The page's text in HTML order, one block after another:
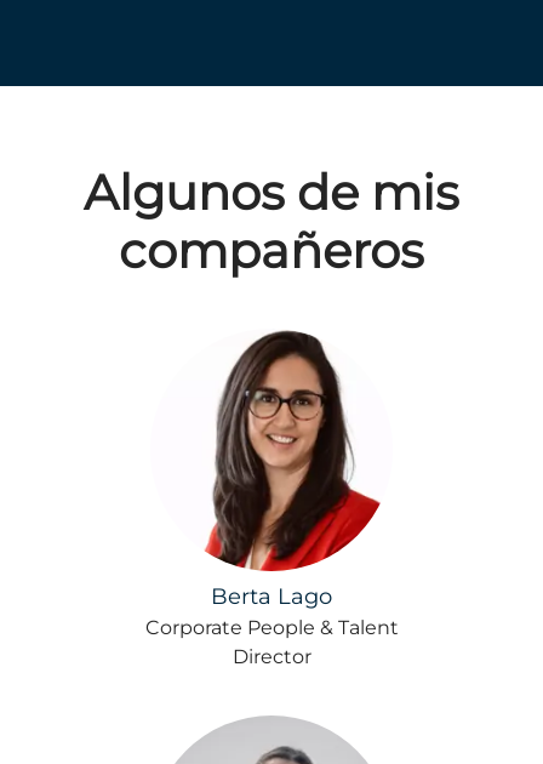
Algunos de mis
compañeros
Berta Lago
Corporate People & Talent
Director